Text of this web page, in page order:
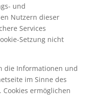
und
Nutzern dieser
Services
Setzung nicht
die Informationen und
im Sinne des
ermöglichen